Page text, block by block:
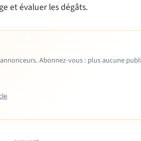
et évaluer les dégâts.
Abonnez-vous : plus aucune